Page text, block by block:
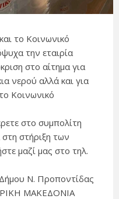
το Κοινωνικό
την εταιρία
στο αίτημα για
νερού αλλά και για
Κοινωνικό
στο συμπολίτη
στήριξη των
μαζί μας στο τηλ.
Ν. Προποντίδας
ΜΑΚΕΔΟΝΙΑ